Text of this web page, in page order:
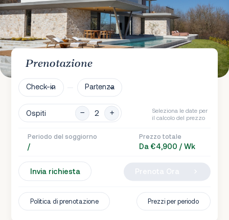
Prenotazione
Check-in Partenza
Ospiti
Seleziona le date per
il calcolo del prezzo
Periodo del soggiorno
/
Prezzo totale
Da €4,900 / Wk
Invia richiesta
Politica di prenotazione Prezzi per periodo